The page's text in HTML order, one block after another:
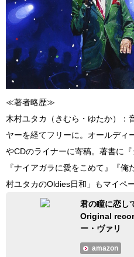
≪著者略歴≫
木村ユタカ（きむら・ゆたか）：
ヤーを経てフリーに。オールディ
やCDのライナーに寄稿。著書に
『ナイアガラに愛をこめて』『
村ユタカのOldies日和」もマイペ
君の瞳に恋
Original
ー・ヴァリ
amazon